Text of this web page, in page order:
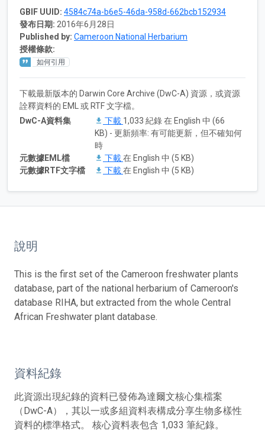
GBIF UUID: 4584c74a-b6e5-46da-958d-662bcb152934
發布日期: 2016年6月28日
Published by: Cameroon National Herbarium
授權條款:
如何引用
下載最新版本的 Darwin Core Archive (DwC-A) 資源，或資源
詮釋資料的 EML 或 RTF 文字檔。
DwC-A資料集
下載 1,033 紀錄 在 English 中 (66
KB) - 更新頻率: 有可能更新，但不確知何
時
元數據EML檔
下載在 English 中 (5 KB)
元數據RTF文字檔
下載在 English 中 (5 KB)
說明
This is the first set of the Cameroon freshwater plants
database, part of the national herbarium of Cameroon's
database RIHA, but extracted from the whole Central
African Freshwater plant database.
資料紀錄
此資源出現紀錄的資料已發佈為達爾文核心集檔案
（DwC-A），其以一或多組資料表構成分享生物多樣性
資料的標準格式。 核心資料表包含 1,033 筆紀錄。